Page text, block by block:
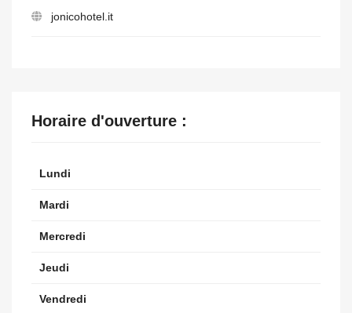
jonicohotel.it
Horaire d'ouverture :
Lundi
Mardi
Mercredi
Jeudi
Vendredi